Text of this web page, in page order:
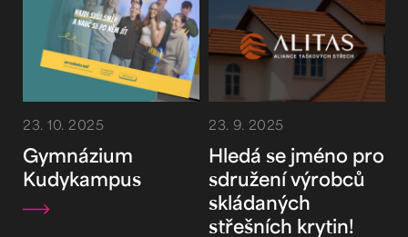
23. 10. 2025
Gymnázium
Kudykampus
23. 9. 2025
Hledá se jméno pro
sdružení výrobců
skládaných
střešních krytin!